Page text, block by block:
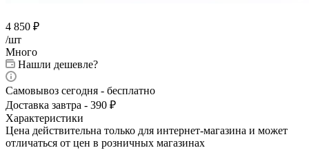
4 850 ₽
/шт
Много
Нашли дешевле?
Самовывоз сегодня - бесплатно
Доставка завтра - 390 ₽
Характеристики
Цена действительна только для интернет-магазина и может
отличаться от цен в розничных магазинах